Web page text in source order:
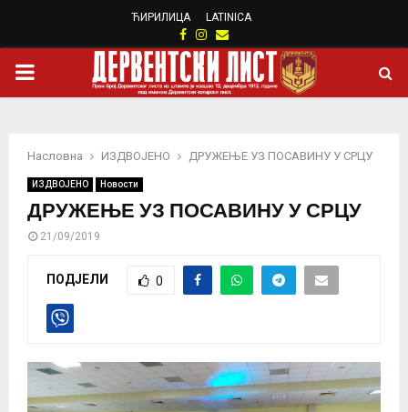
ЋИРИЛИЦА LATINICA
Facebook
Instagram
Email
PRIMARY
Насловна ИЗДВОЈЕНО ДРУЖЕЊЕ УЗ ПОСАВИНУ У СРЦУ
ИЗДВОЈЕНО Новости
ДРУЖЕЊЕ УЗ ПОСАВИНУ У СРЦУ
21/09/2019
ПОДЈЕЛИ 0